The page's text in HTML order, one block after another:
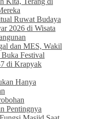
Ruwat Budaya
2026 di Wisata
dan MES, Wakil
Festival
di Krapyak
Hanya
Pentingnya